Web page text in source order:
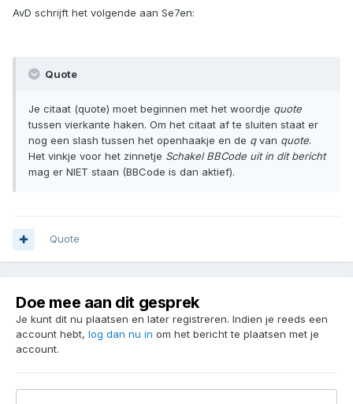
AvD schrijft het volgende aan Se7en:
Quote
Je citaat (quote) moet beginnen met het woordje quote
tussen vierkante haken. Om het citaat af te sluiten staat er
nog een slash tussen het openhaakje en de qvan quote.
Het vinkje voor het zinnetje Schakel BBCode uit in dit bericht
mag er NIET staan (BBCode is dan aktief).
Quote
Doe mee aan dit gesprek
Je kunt dit nu plaatsen en later registreren. Indien je reeds een
account hebt, log dan nu in om het bericht te plaatsen met je
account.